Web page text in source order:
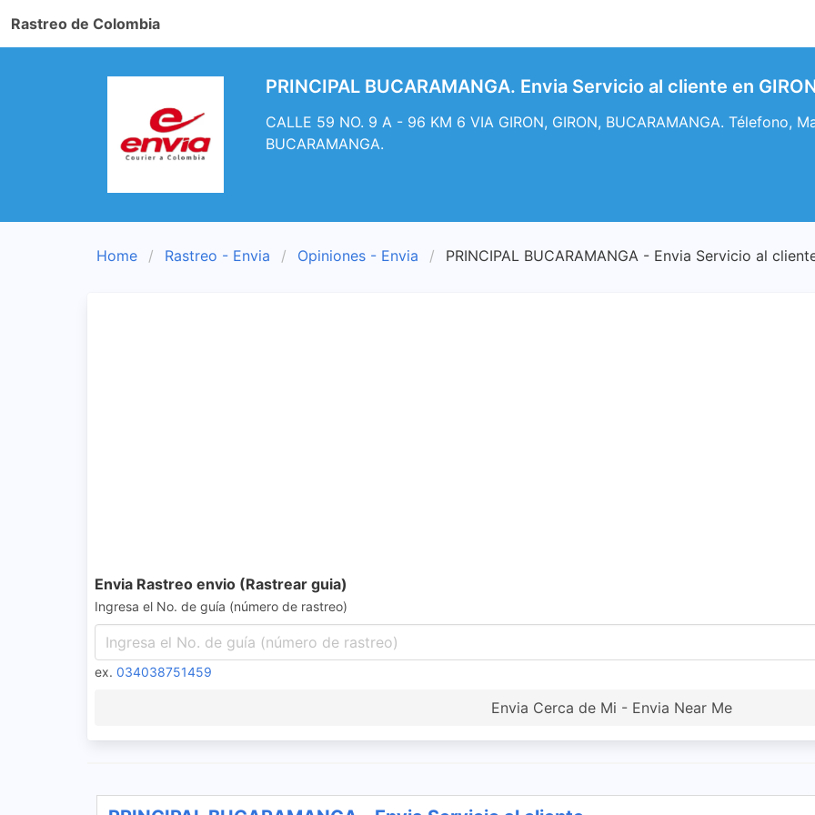
Rastreo de Colombia
PRINCIPAL BUCARAMANGA. Envia Servicio al cliente en
CALLE 59 NO. 9 A - 96 KM 6 VIA GIRON, GIRON, BUCARAMANGA. Télefono,
BUCARAMANGA.
Home Rastreo - Envia Opiniones - Envia PRINCIPAL BUCARAMANGA - Envia Servicio al
Envia Rastreo envio (Rastrear guia)
Ingresa el No. de guía (número de rastreo)
ex. 034038751459
Envia Cerca de Mi - Envia Near Me